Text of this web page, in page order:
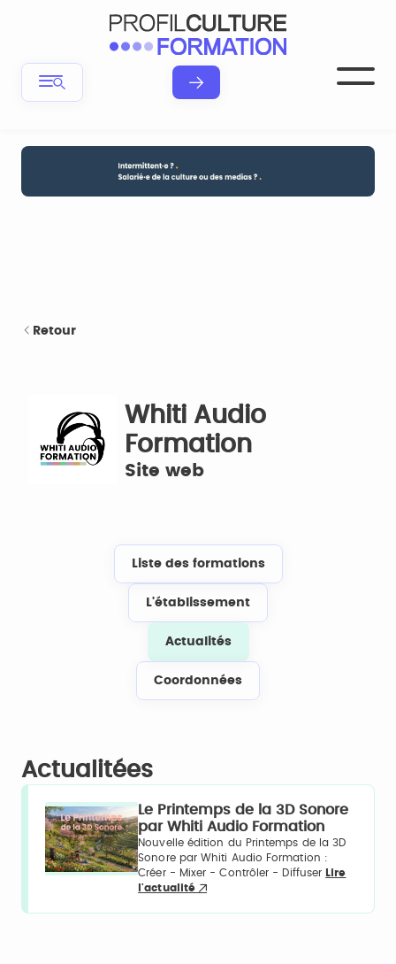
Retour
Whiti Audio
Formation
Site web
Liste des formations
L'établissement
Actualités
Coordonnées
Actualitées
Le Printemps de la 3D Sonore
par Whiti Audio Formation
Nouvelle édition du Printemps de la 3D
Sonore par Whiti Audio Formation :
Créer - Mixer - Contrôler - Diffuser Lire
l'actualité